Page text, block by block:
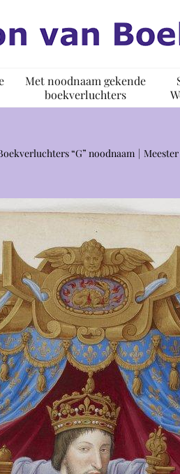
Met noodnaam gekende
boekverluchters
“G” noodnaam